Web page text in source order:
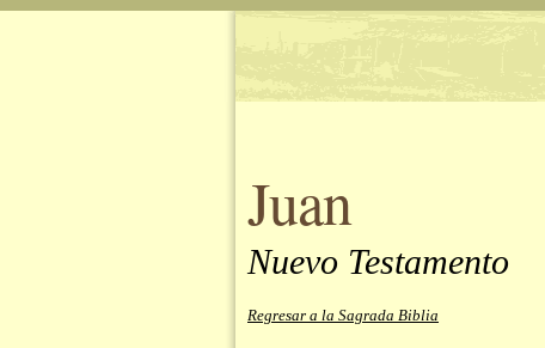
Juan
Nuevo Testamento
Regresar a la Sagrada Biblia